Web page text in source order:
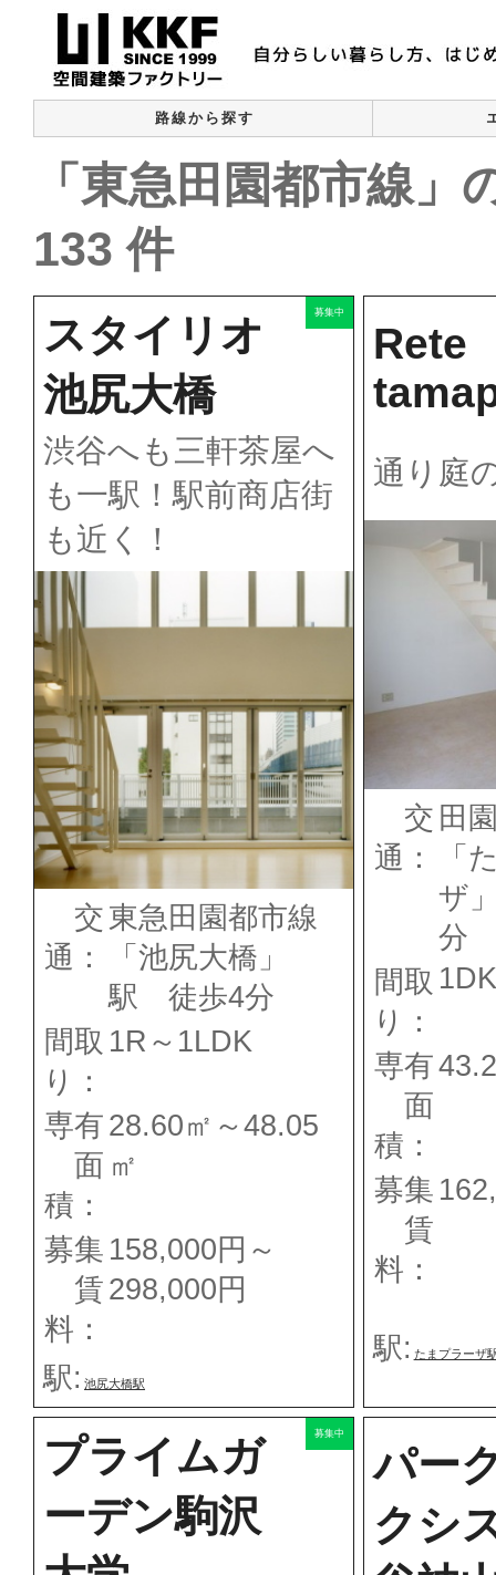
路線から探す
「東急田園都市線」
133 件
スタイリオ
池尻大橋
渋谷へも三軒茶屋へ
も一駅！駅前商店街
も近く！
交
通：
東急田園都市線
「池尻大橋」
駅 徒歩4分
間取
り：
1R～1LDK
専有
面
積：
28.60㎡～48.05
㎡
募集
賃
料：
158,000円～
298,000円
駅: 池尻大橋駅
募集中
Rete
通り庭
交
通：
田
「
ザ
分
間取
り：
1DK
専有
面
積：
募集
賃
料：
駅: たまプラーザ
プライムガ
ーデン駒沢
募集中
パー
クシ